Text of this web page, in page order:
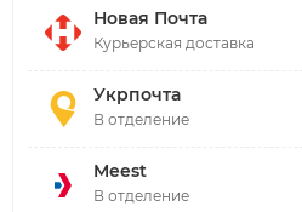
Новая Почта
Курьерская доставка
Укрпочта
В отделение
Meest
В отделение